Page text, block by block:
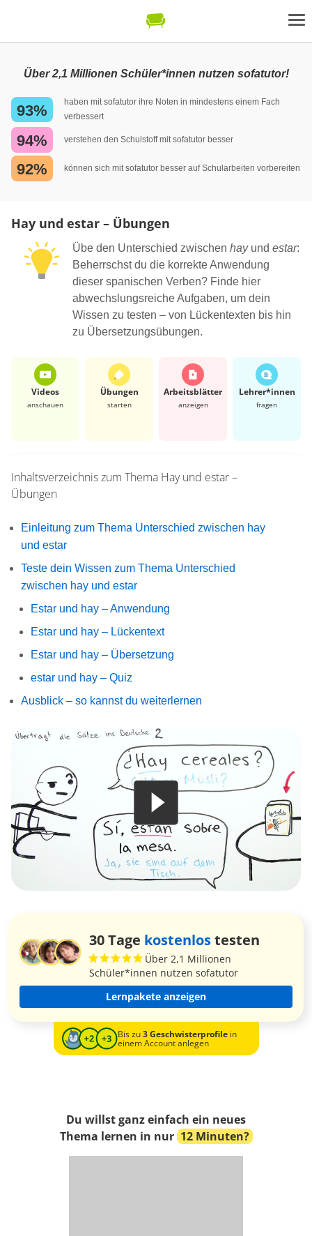
Über 2,1 Millionen Schüler*innen nutzen sofatutor!
93%
haben mit sofatutor ihre Noten in mindestens einem Fach
verbessert
94% verstehen den Schulstoff mit sofatutor besser
92% können sich mit sofatutor besser auf Schularbeiten vorbereiten
Hay und estar – Übungen
Übe den Unterschied zwischen hayund estar:
Beherrschst du die korrekte Anwendung
dieser spanischen Verben? Finde hier
abwechslungsreiche Aufgaben, um dein
Wissen zu testen – von Lückentexten bis hin
zu Übersetzungsübungen.
Videos
anschauen
Übungen
starten
Arbeits­blätter
anzeigen
Lehrer*​innen
fragen
Inhaltsverzeichnis zum Thema Hay und estar –
Übungen
Einleitung zum Thema Unterschied zwischen hay
und estar
Teste dein Wissen zum Thema Unterschied
zwischen hay und estar
Estar und hay – Anwendung
Estar und hay – Lückentext
Estar und hay – Übersetzung
estar und hay – Quiz
Ausblick – so kannst du weiterlernen
30 Tage kostenlostesten
Über 2,1 Millionen
Schüler*innen nutzen sofatutor
Lernpakete anzeigen
Bis zu3 Geschwisterprofilein
einem Account anlegen
Du willst ganz einfach ein neues
Thema lernen in nur 12 Minuten?